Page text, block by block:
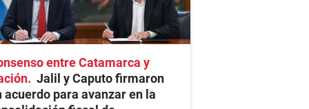
entre Catamarca y
Jalil y Caputo firmaron
acuerdo para avanzar en la